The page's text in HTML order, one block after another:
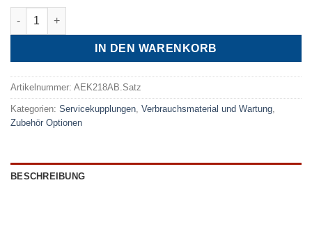
Servicekupplung-Satz, HFO1234yf mit Totraumbelüftung Menge
IN DEN WARENKORB
Artikelnummer: AEK218AB.Satz
Kategorien: Servicekupplungen Verbrauchsmaterial und Wartung
Zubehör Optionen
BESCHREIBUNG